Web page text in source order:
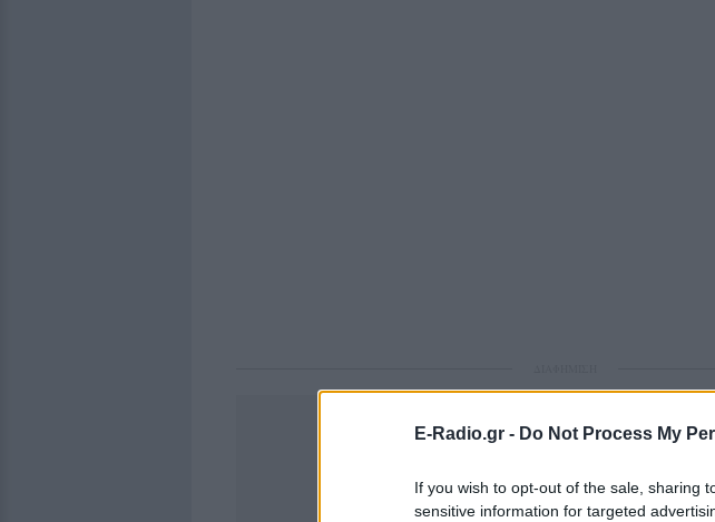
E-Radio.gr - Do Not Process My
If you wish to opt-out of the sale, sharing
sensitive information for targeted